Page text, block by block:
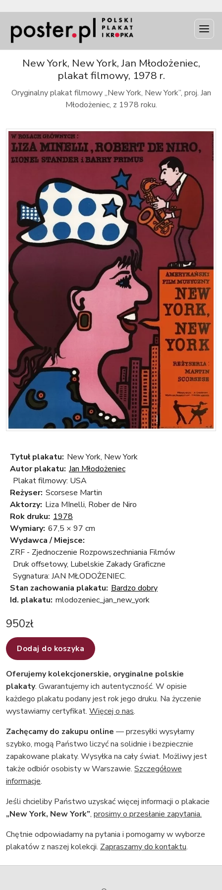
New York, New York, Jan Młodożeniec,
plakat filmowy, 1978 r.
Oryginalny plakat filmowy „New York, New York”, proj. Jan
Młodożeniec, z 1978 roku.
Tytuł plakatu: New York, New York
Autor plakatu: Jan Młodożeniec
Plakat filmowy: USA
Reżyser: Scorsese Martin
Aktorzy: Liza MInelli, Rober de Niro
Rok druku: 1978
Wymiary: 67,5 × 97 cm
Wydawca / Miejsce:
ZRF - Zjednoczenie Rozpowszechniania Filmów
Druk offsetowy, Lubelskie Zakady Graficzne
Sygnatura: JAN MŁODOŻENIEC.
Stan zachowania plakatu: Bardzo dobry
Id. plakatu: mlodozeniec_jan_new_york
950zł
Dodaj do koszyka
Oferujemy kolekcjonerskie, oryginalne polskie
plakaty. Gwarantujemy ich autentyczność. W opisie
każdego plakatu podany jest rok jego druku. Na życzenie
wystawiamy certyfikat. Więcej o nas.
Zachęcamy do zakupu online — przesyłki wysyłamy
szybko, mogą Państwo liczyć na solidnie i bezpiecznie
zapakowane plakaty. Wysyłka na cały świat. Możliwy jest
także odbiór osobisty w Warszawie. Szczegółowe
informacje.
Jeśli chcieliby Państwo uzyskać więcej informacji o plakacie
„New York, New York”, prosimy o przesłanie zapytania.
Chętnie odpowiadamy na pytania i pomogamy w wyborze
plakatów z naszej kolekcji. Zapraszamy do kontaktu.